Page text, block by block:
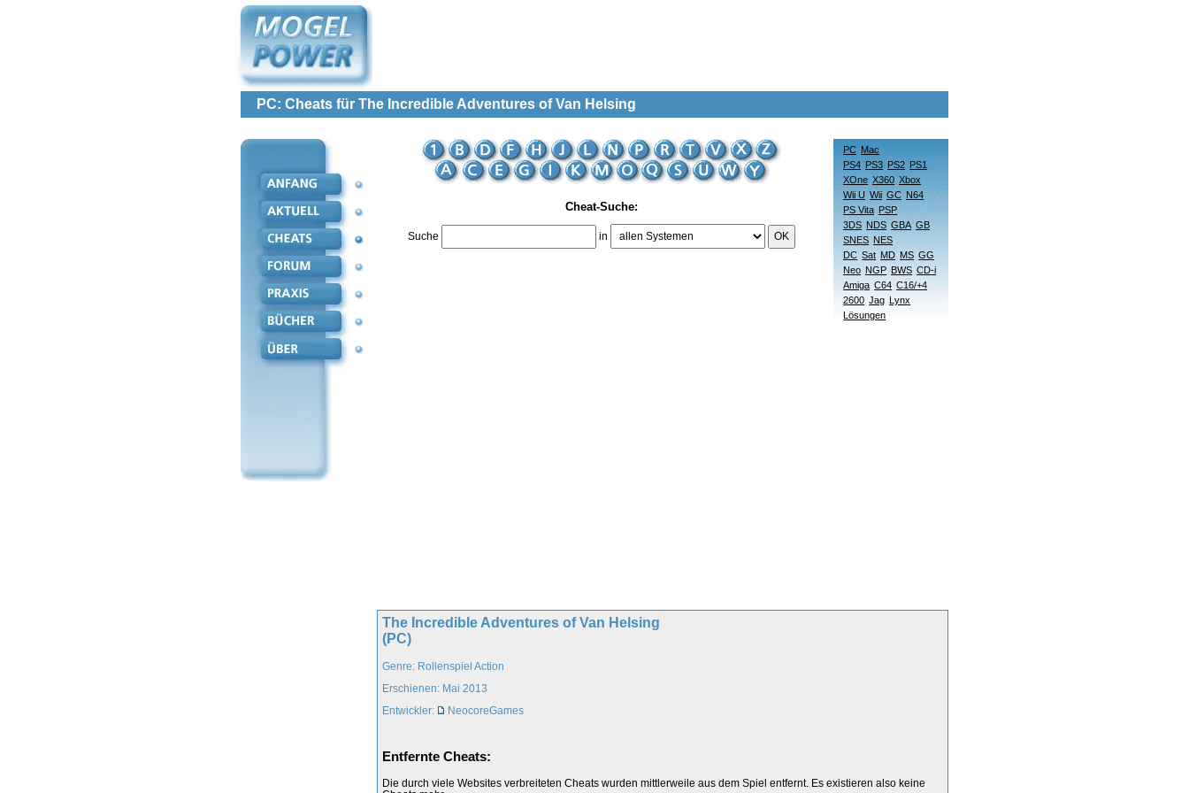
PC: Cheats für The Incredible Adventures of Van Helsing
Cheat-Suche:
Suche in OK
PC Mac
PS4 PS3 PS2 PS1
XOne X360 Xbox
Wii U Wii GC N64
PS Vita PSP
3DS NDS GBA GB
SNES NES
DC Sat MD MS GG
Neo NGP BWS CD-i
Amiga C64 C16/+4
2600 Jag Lynx
Lösungen
The Incredible Adventures of Van Helsing
(PC)
Genre: Rollenspiel Action
Erschienen: Mai 2013
Entwickler:
NeocoreGames
Entfernte Cheats:
Die durch viele Websites verbreiteten Cheats wurden mittlerweile aus dem Spiel entfernt. Es existieren also keine